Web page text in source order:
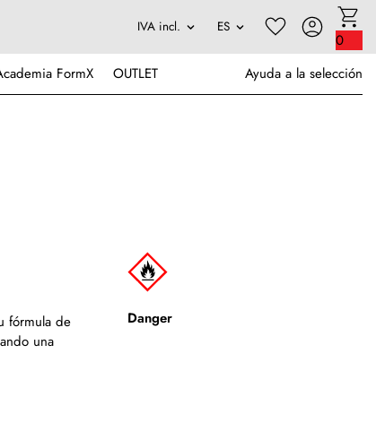
0
FormX OUTLET Ayuda a la selección
fórmula de
una
Danger